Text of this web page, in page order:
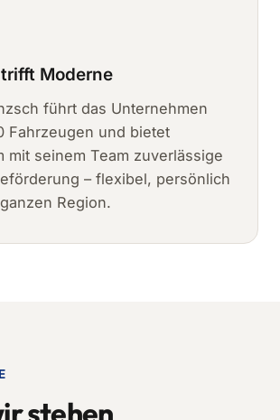
Moderne
führt das Unternehmen
Fahrzeugen und bietet
mit seinem Team zuverlässige
– flexibel, persönlich
Region.
stehen